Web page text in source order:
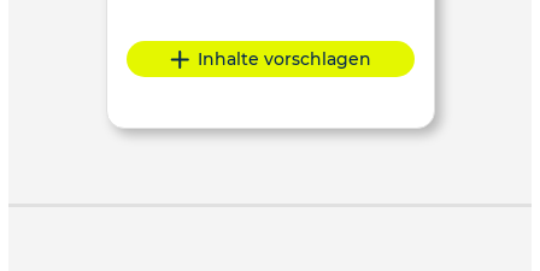
Inhalte vorschlagen